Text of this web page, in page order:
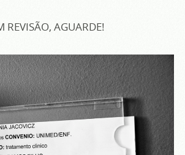
REVISÃO, AGUARDE!